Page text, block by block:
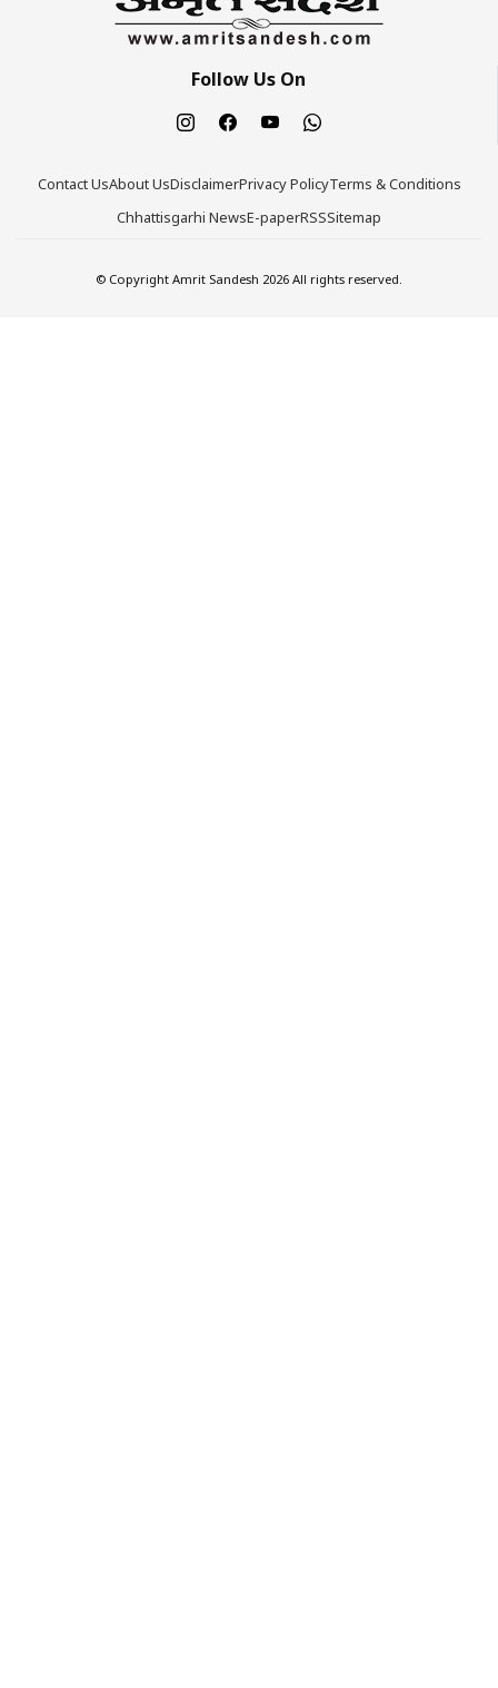
Follow Us On
Contact UsAbout UsDisclaimerPrivacy PolicyTerms & Conditions
Chhattisgarhi NewsE-paperRSSSitemap
© Copyright Amrit Sandesh 2026 All rights reserved.